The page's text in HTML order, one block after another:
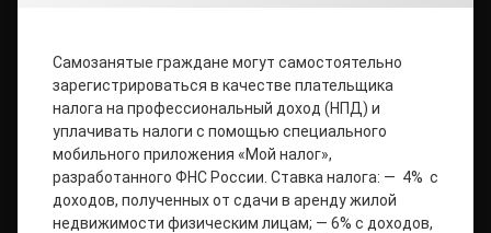
Самозанятые граждане могут самостоятельно
зарегистрироваться в качестве плательщика
налога на профессиональный доход (НПД) и
уплачивать налоги с помощью специального
мобильного приложения «Мой налог»,
разработанного ФНС России. Ставка налога: — 4% с
доходов, полученных от сдачи в аренду жилой
недвижимости физическим лицам; — 6% с доходов,